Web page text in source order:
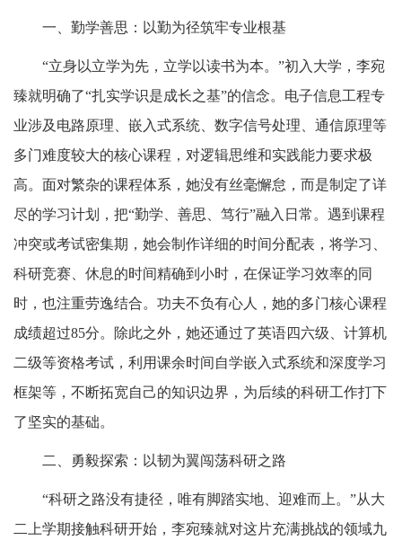
一、勤学善思：以勤为径筑牢专业根基
“立身以立学为先，立学以读书为本。”初入大学，李宛
臻就明确了“扎实学识是成长之基”的信念。电子信息工程专
业涉及电路原理、嵌入式系统、数字信号处理、通信原理等
多门难度较大的核心课程，对逻辑思维和实践能力要求极
高。面对繁杂的课程体系，她没有丝毫懈怠，而是制定了详
尽的学习计划，把“勤学、善思、笃行”融入日常。遇到课程
冲突或考试密集期，她会制作详细的时间分配表，将学习、
科研竞赛、休息的时间精确到小时，在保证学习效率的同
时，也注重劳逸结合。功夫不负有心人，她的多门核心课程
成绩超过85分。除此之外，她还通过了英语四六级、计算机
二级等资格考试，利用课余时间自学嵌入式系统和深度学习
框架等，不断拓宽自己的知识边界，为后续的科研工作打下
了坚实的基础。
二、勇毅探索：以韧为翼闯荡科研之路
“科研之路没有捷径，唯有脚踏实地、迎难而上。”从大
二上学期接触科研开始，李宛臻就对这片充满挑战的领域九